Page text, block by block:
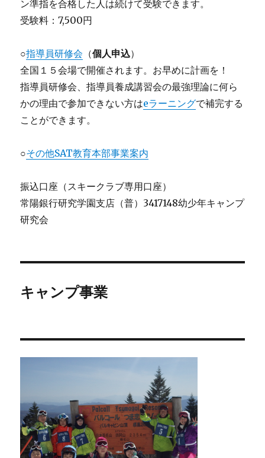
ン準指を合格した人は続けて受験できます。
受験料：7,500円
○指導員研修会 （個人申込）
全国１５会場で開催されます。お早めに計画を！
指導員研修会、指導員養成講習会の最強理論に何ら
かの理由で参加できない方はeラーニングで補完する
ことができます。
○その他SAT教育本部事業案内
振込口座（スキークラブ専用口座）
常陽銀行研究学園支店（普）3417148幼少年キャンプ
研究会
キャンプ事業